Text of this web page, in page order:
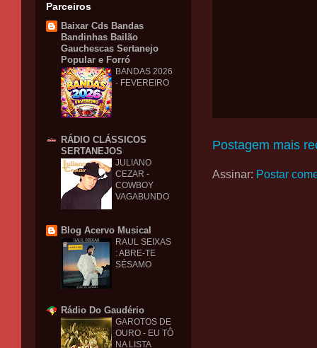
Postagem mais
Assinar: Postar
Parceiros
Baixar Cds Bandas
Bandinhas Bailão
Gauchescas Sertanejo
Popular e Forró
BANDAS 2026
- FEVEREIRO
RÁDIO CLÁSSICOS
SERTANEJOS
JULIANO
CEZAR -
COWBOY
VAGABUNDO
Blog Acervo Musical
RAUL SEIXAS
: ABRE-TE
SÉSAMO
Rádio Do Gaudério
GAROTOS DE
OURO - EU TÔ
NA LISTA